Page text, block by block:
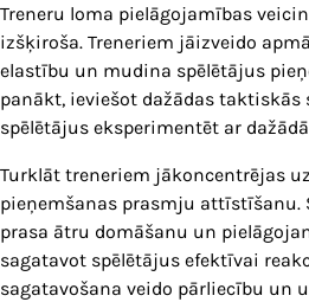
Treneru loma pielāgojamības
izšķiroša. Treneriem jāizveido
elastību un mudina spēlētājus
panākt, ieviešot dažādas
spēlētājus eksperimentēt ar
Turklāt treneriem jākoncentrējas
pieņemšanas prasmju attīstīšanu.
prasa ātru domāšanu un
sagatavot spēlētājus efektīvai
sagatavošana veido pārliecību un